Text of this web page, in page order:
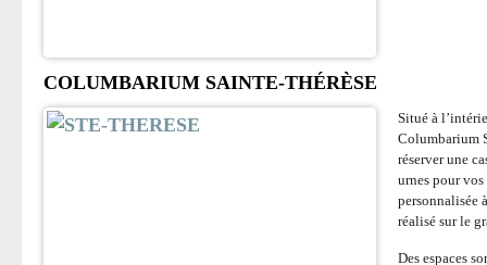
COLUMBARIUM SAINTE-THÉRÈSE
Situé à
Columbarium
réserver une
urnes pour
personnalisée
réalisé sur le
Des espaces